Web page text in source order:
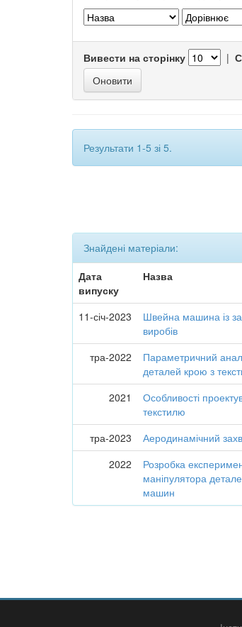
Вивести на сторінку |
Результати 1-5 зі 5.
Знайдені матеріали:
Дата
випуску
Назва
11-січ-2023
Швейна машина із
виробів
тра-2022
Параметричний
деталей крою з
2021
Особливості
текстилю
тра-2023 Аеродинамічний
2022
Розробка
маніпулятора
машин